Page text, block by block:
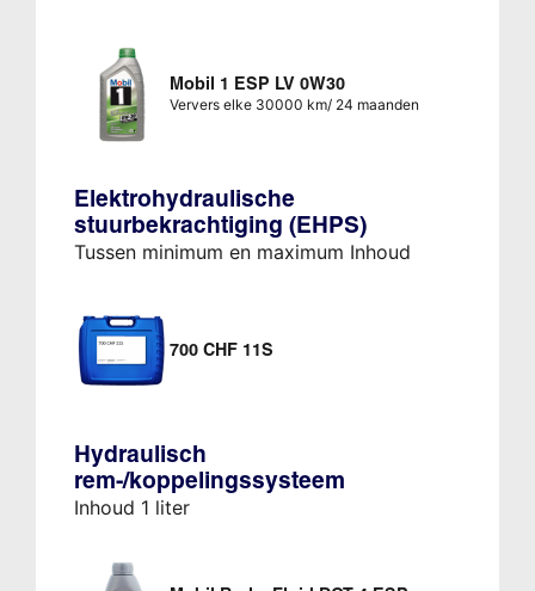
Mobil 1 ESP LV 0W30
Ververs elke 30000 km/ 24 maanden
Elektrohydraulische
stuurbekrachtiging (EHPS)
Tussen minimum en maximum Inhoud
700 CHF 11S
Hydraulisch
rem-/koppelingssysteem
Inhoud 1 liter